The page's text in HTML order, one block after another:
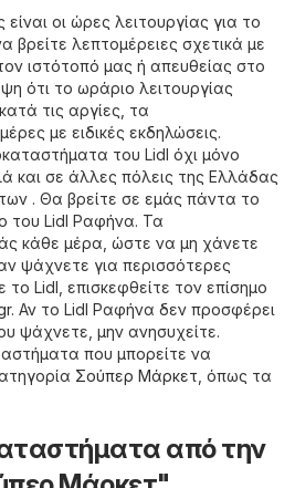
οι ώρες λειτουργίας για το
βρείτε λεπτομέρειες σχετικά με
ιστότοπό μας ή απευθείας στο
ότι το ωράριο λειτουργίας
τις αργίες, τα
με ειδικές εκδηλώσεις.
του Lidl όχι μόνο
και σε άλλες πόλεις της Ελλάδας
. Θα βρείτε σε εμάς πάντα το
του Lidl Ραφήνα. Τα
κάθε μέρα, ώστε να μη χάνετε
ψάχνετε για περισσότερες
Lidl, επισκεφθείτε τον επίσημο
. Αν το Lidl Ραφήνα δεν προσφέρει
ψάχνετε, μην ανησυχείτε.
που μπορείτε να
Σούπερ Μάρκετ , όπως τα
από την